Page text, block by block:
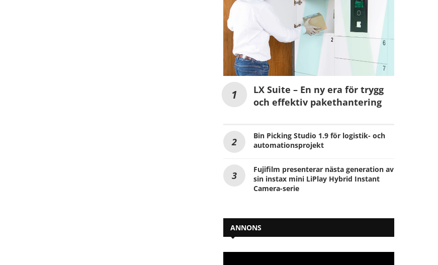
LX Suite – En ny era för trygg
och effektiv pakethantering
Bin Picking Studio 1.9 för logistik- och
automationsprojekt
Fujifilm presenterar nästa generation av
sin instax mini LiPlay Hybrid Instant
Camera-serie
ANNONS